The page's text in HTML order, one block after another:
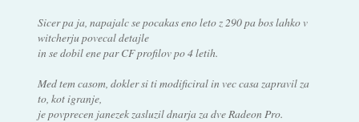
Sicer pa ja, napajalc se pocakas eno leto z 290 pa bos lahko v
witcherju povecal detajle
in se dobil ene par CF profilov po 4 letih.
Med tem casom, dokler si ti modificiral in vec casa zapravil za
to, kot igranje,
je povprecen janezek zasluzil dnarja za dve Radeon Pro.